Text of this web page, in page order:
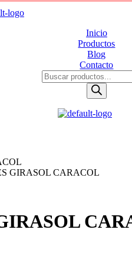
Inicio
Productos
Blog
Contacto
Products
search
GIRASOL CARACOL